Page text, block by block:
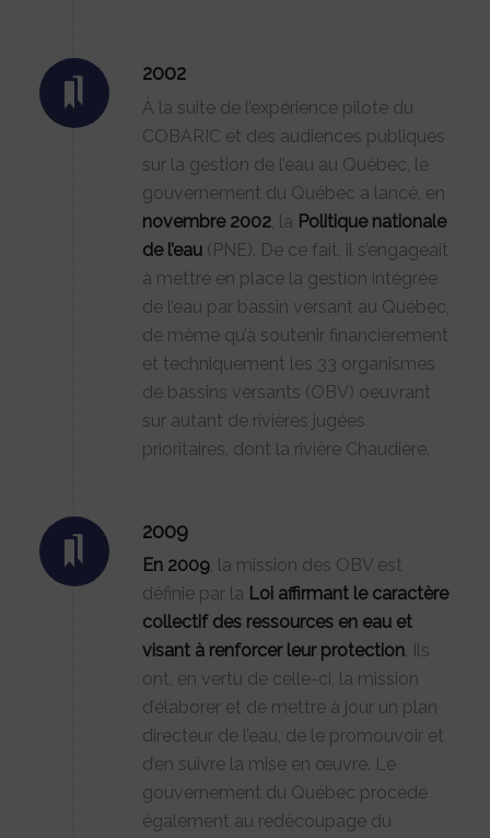
2002
À la suite de l’expérience pilote du
COBARIC et des audiences publiques
sur la gestion de l’eau au Québec, le
gouvernement du Québec a lancé, en
novembre 2002, la Politique nationale
de l’eau(PNE). De ce fait, il s’engageait
à mettre en place la gestion intégrée
de l’eau par bassin versant au Québec,
de même qu’à soutenir financièrement
et techniquement les 33 organismes
de bassins versants (OBV) oeuvrant
sur autant de rivières jugées
prioritaires, dont la rivière Chaudière.
2009
En 2009, la mission des OBV est
définie par la Loi affirmant le caractère
collectif des ressources en eau et
visant à renforcer leur protection. Ils
ont, en vertu de celle-ci, la mission
d’élaborer et de mettre à jour un plan
directeur de l’eau, de le promouvoir et
d’en suivre la mise en œuvre. Le
gouvernement du Québec procède
également au redécoupage du